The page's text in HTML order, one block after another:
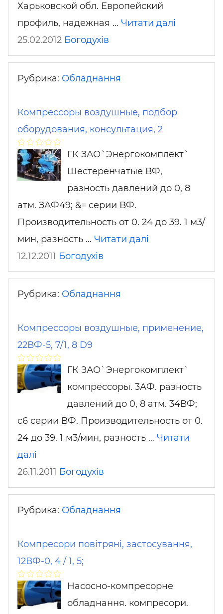
Харьковской обл. Европейский
профиль, надежная … Читати далі
25.02.2012 Богодухів
Рубрика: Обладнання
Компрессоры воздушные, подбор
оборудования, консультация, 2
ГК ЗАО`Энергокомплект`
Шестеренчатые ВФ,
разность давлений до 0, 8
атм. ЗАФ49; &= серии ВФ.
Производительность от 0. 24 до 39. 1 м3/
мин, разность … Читати далі
12.12.2011 Богодухів
Рубрика: Обладнання
Компрессоры воздушные, применение,
22ВФ-5, 7/1, 8 D9
ГК ЗАО`Энергокомплект`
компрессоры. 3АФ. разность
давлений до 0, 8 атм. 34ВФ;
c6 серии ВФ. Производительность от 0.
24 до 39. 1 м3/мин, разность … Читати
далі
26.11.2011 Богодухів
Рубрика: Обладнання
Компресори повітряні, застосування,
12ВФ-0, 4 / 1, 5;
Насосно-компресорне
обладнання. компресори.